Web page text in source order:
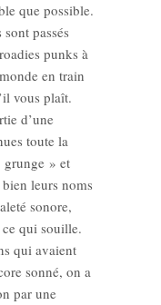
que possible.
passés
punks à
en train
vous plaît.
d’une
toute la
grunge » et
leurs noms
sonore,
qui souille.
qui avaient
sonné, on a
par une